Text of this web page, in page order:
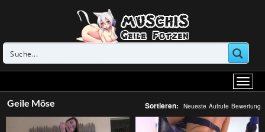
Geile Möse Sortieren: Neueste Aufrufe Bewertung